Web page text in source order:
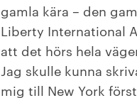
gamla kära – den
Liberty International
att det hörs hela
Jag skulle kunna
mig till New York